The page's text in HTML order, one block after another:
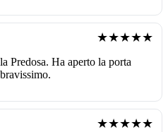
★★★★★
Predosa. Ha aperto la porta
★★★★★